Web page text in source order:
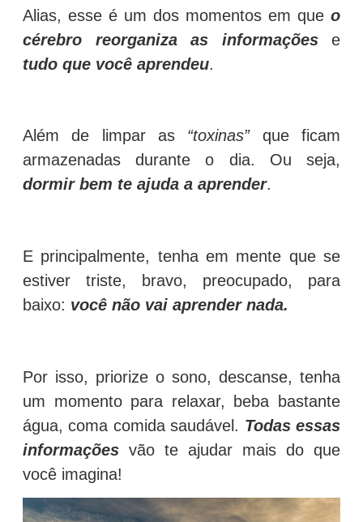
Alias, esse é um dos momentos em que o
cérebro reorganiza as informaçõese
tudo que você aprendeu.
Além de limpar as “toxinas”que ficam
armazenadas durante o dia. Ou seja,
dormir bem te ajuda a aprender.
E principalmente, tenha em mente que se
estiver triste, bravo, preocupado, para
baixo: você não vai aprender nada.
Por isso, priorize o sono, descanse, tenha
um momento para relaxar, beba bastante
água, coma comida saudável. Todas essas
informações vão te ajudar mais do que
você imagina!